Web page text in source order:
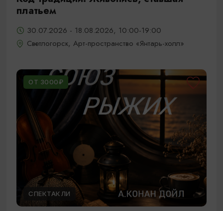
платьем
30.07.2026 - 18.08.2026, 10:00-19:00
Светлогорск, Арт-пространство «Янтарь-холл»
ОТ 3000₽
СПЕКТАКЛИ